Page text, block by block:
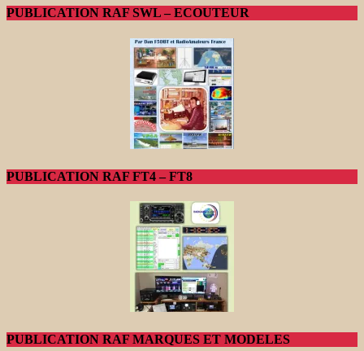
PUBLICATION RAF SWL – ECOUTEUR
PUBLICATION RAF FT4 – FT8
PUBLICATION RAF MARQUES ET MODELES